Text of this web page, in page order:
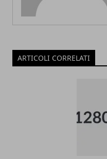
ARTICOLI CORRELATI